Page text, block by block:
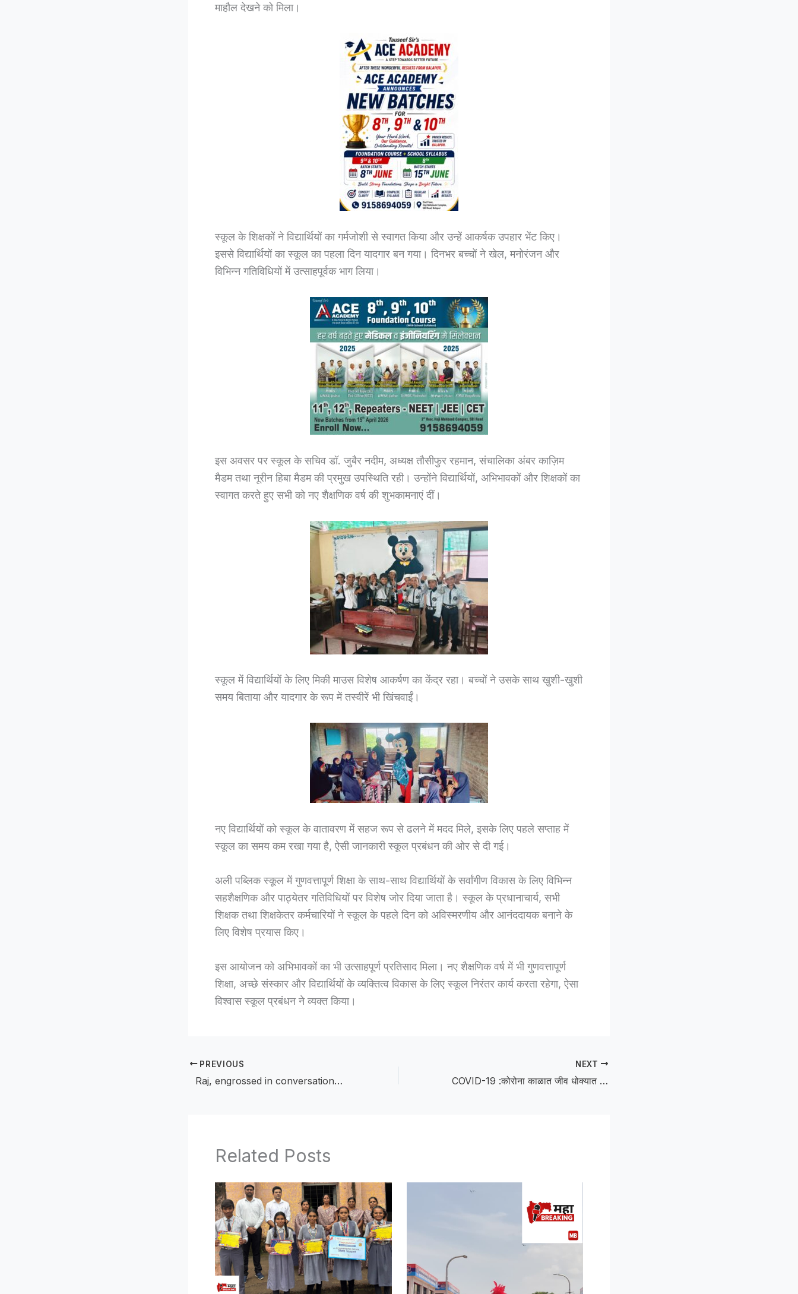
माहौल देखने को मिला।
स्कूल के शिक्षकों ने विद्यार्थियों का गर्मजोशी से स्वागत किया और उन्हें आकर्षक उपहार भेंट किए।
इससे विद्यार्थियों का स्कूल का पहला दिन यादगार बन गया। दिनभर बच्चों ने खेल, मनोरंजन और
विभिन्न गतिविधियों में उत्साहपूर्वक भाग लिया।
इस अवसर पर स्कूल के सचिव डॉ. जुबैर नदीम, अध्यक्ष तौसीफुर रहमान, संचालिका अंबर काज़िम
मैडम तथा नूरीन हिबा मैडम की प्रमुख उपस्थिति रही। उन्होंने विद्यार्थियों, अभिभावकों और शिक्षकों का
स्वागत करते हुए सभी को नए शैक्षणिक वर्ष की शुभकामनाएं दीं।
स्कूल में विद्यार्थियों के लिए मिकी माउस विशेष आकर्षण का केंद्र रहा। बच्चों ने उसके साथ खुशी-खुशी
समय बिताया और यादगार के रूप में तस्वीरें भी खिंचवाईं।
नए विद्यार्थियों को स्कूल के वातावरण में सहज रूप से ढलने में मदद मिले, इसके लिए पहले सप्ताह में
स्कूल का समय कम रखा गया है, ऐसी जानकारी स्कूल प्रबंधन की ओर से दी गई।
अली पब्लिक स्कूल में गुणवत्तापूर्ण शिक्षा के साथ-साथ विद्यार्थियों के सर्वांगीण विकास के लिए विभिन्न
सहशैक्षणिक और पाठ्येतर गतिविधियों पर विशेष जोर दिया जाता है। स्कूल के प्रधानाचार्य, सभी
शिक्षक तथा शिक्षकेतर कर्मचारियों ने स्कूल के पहले दिन को अविस्मरणीय और आनंददायक बनाने के
लिए विशेष प्रयास किए।
इस आयोजन को अभिभावकों का भी उत्साहपूर्ण प्रतिसाद मिला। नए शैक्षणिक वर्ष में भी गुणवत्तापूर्ण
शिक्षा, अच्छे संस्कार और विद्यार्थियों के व्यक्तित्व विकास के लिए स्कूल निरंतर कार्य करता रहेगा, ऐसा
विश्वास स्कूल प्रबंधन ने व्यक्त किया।
PREVIOUS
Raj, engrossed in conversations :नव्या शाळेच्या गप्पांत रमलेला राज मध्यरात्री काळाच्या पडद्याआड; राजगड गाव शोकमग्न
NEXT
COVID-19 :कोरोना काळात जीव धोक्यात घातला, आता भत्त्यासाठी धरणे; शासनाविरोधात कर्मचाऱ्यांचा संताप
Related Posts